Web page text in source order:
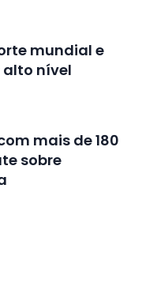
mundial e
nível
mais de 180
sobre